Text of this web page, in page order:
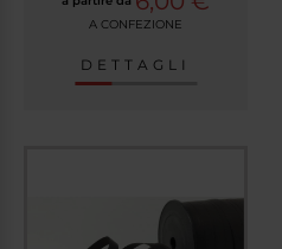
A CONFEZIONE
DETTAGLI